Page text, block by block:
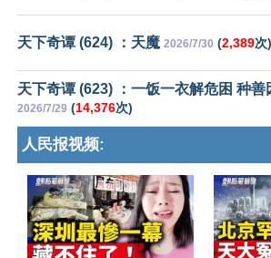
天下奇谭 (624) ：天魔 2026/7/30 (2,389次)
天下奇谭 (623) ：一饭一衣解危困 种
2026/7/29 (14,376次)
人民报视频: